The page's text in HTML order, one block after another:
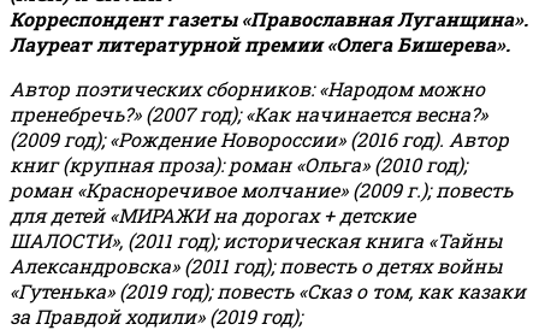
Корреспондент газеты «Православная Луганщина».
Лауреат литературной премии «Олега Бишерева».
Автор поэтических сборников: «Народом можно
пренебречь?» (2007 год); «Как начинается весна?»
(2009 год); «Рождение Новороссии» (2016 год). Автор
книг (крупная проза): роман «Ольга» (2010 год);
роман «Красноречивое молчание» (2009 г.); повесть
для детей «МИРАЖИ на дорогах + детские
ШАЛОСТИ», (2011 год); историческая книга «Тайны
Александровска» (2011 год); повесть о детях войны
«Гутенька» (2019 год); повесть «Сказ о том, как казаки
за Правдой ходили» (2019 год);